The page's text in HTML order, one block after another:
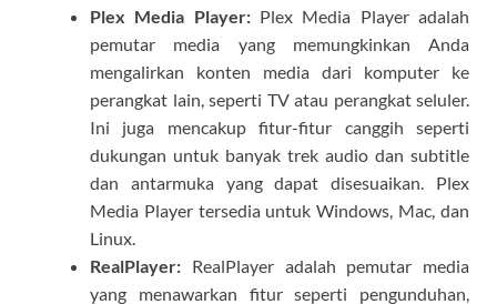
Plex Media Player:Plex Media Player adalah
pemutar media yang memungkinkan Anda
mengalirkan konten media dari komputer ke
perangkat lain, seperti TV atau perangkat seluler.
Ini juga mencakup fitur-fitur canggih seperti
dukungan untuk banyak trek audio dan subtitle
dan antarmuka yang dapat disesuaikan. Plex
Media Player tersedia untuk Windows, Mac, dan
Linux.
RealPlayer: RealPlayer adalah pemutar media
yang menawarkan fitur seperti pengunduhan,